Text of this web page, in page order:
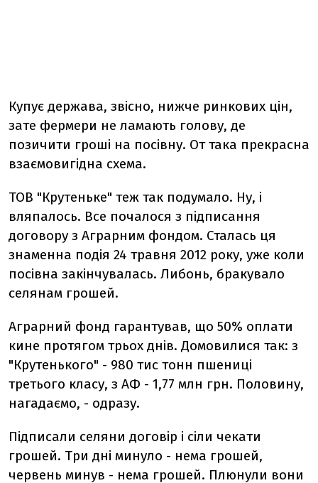
Купує держава, звісно, нижче ринкових цін,
зате фермери не ламають голову, де
позичити гроші на посівну. От така прекрасна
взаємовигідна схема.
ТОВ "Крутеньке" теж так подумало. Ну, і
вляпалось. Все почалося з підписання
договору з Аграрним фондом. Сталась ця
знаменна подія 24 травня 2012 року, уже коли
посівна закінчувалась. Либонь, бракувало
селянам грошей.
Аграрний фонд гарантував, що 50% оплати
кине протягом трьох днів. Домовилися так: з
"Крутенького" - 980 тис тонн пшениці
третього класу, з АФ - 1,77 млн грн. Половину,
нагадаємо, - одразу.
Підписали селяни договір і сіли чекати
грошей. Три дні минуло - нема грошей,
червень минув - нема грошей. Плюнули вони